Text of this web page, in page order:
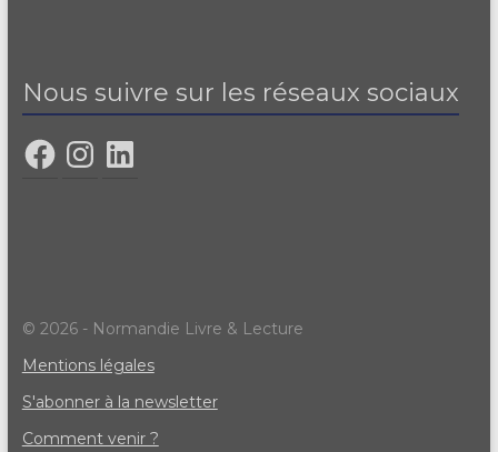
Nous suivre sur les réseaux sociaux
© 2026 - Normandie Livre & Lecture
Mentions légales
S'abonner à la newsletter
Comment venir ?